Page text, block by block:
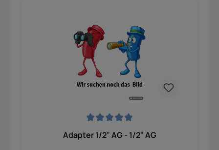
Adapter 1/2" AG - 1/2" AG